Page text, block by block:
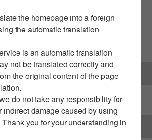
ら探す
対象から探す
合わせ
the homepage into a foreign
the automatic translation
is an automatic translation
not be translated correctly and
the original content of the page
do not take any responsibility for
indirect damage caused by using
you for your understanding in